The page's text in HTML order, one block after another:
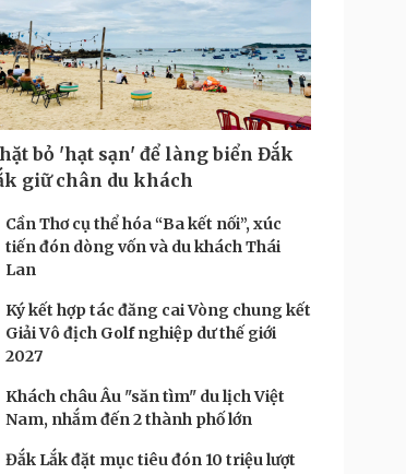
bỏ 'hạt sạn' để làng biển Đắk
giữ chân du khách
Cần Thơ cụ thể hóa “Ba kết nối”, xúc
tiến đón dòng vốn và du khách Thái
Lan
Ký kết hợp tác đăng cai Vòng chung kết
Giải Vô địch Golf nghiệp dư thế giới
2027
Khách châu Âu "săn tìm" du lịch Việt
Nam, nhắm đến 2 thành phố lớn
Đắk Lắk đặt mục tiêu đón 10 triệu lượt